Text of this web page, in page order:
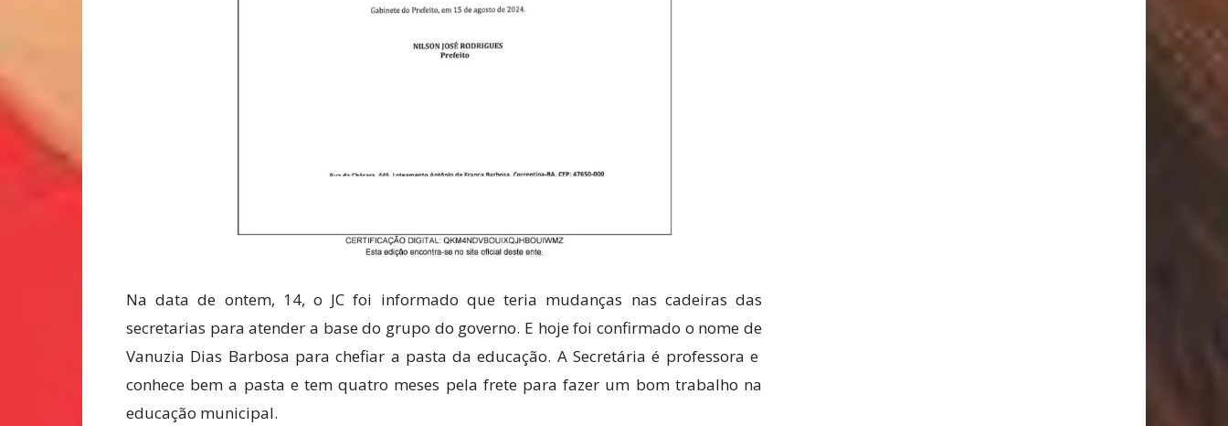
Na data de ontem, 14, o JC foi informado que teria mudanças nas cadeiras das
secretarias para atender a base do grupo do governo. E hoje foi confirmado o nome de
Vanuzia Dias Barbosa para chefiar a pasta da educação. A Secretária é professora e
conhece bem a pasta e tem quatro meses pela frete para fazer um bom trabalho na
educação municipal.